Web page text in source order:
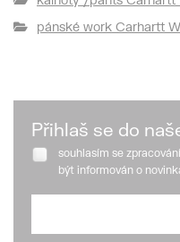
pánské work Carhartt
Přihlaš se do
souhlasím se
být informován o